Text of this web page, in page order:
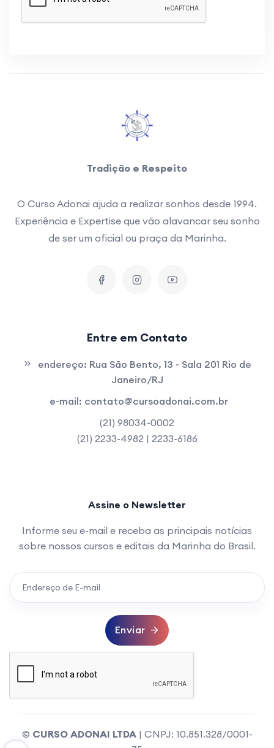
Tradição e Respeito
O Curso Adonai ajuda a realizar sonhos desde 1994.
Experiência e Expertise que vão alavancar seu sonho
de ser um oficial ou praça da Marinha.
Entre em Contato
endereço: Rua São Bento, 13 - Sala 201 Rio de
Janeiro/RJ
e-mail: contato@cursoadonai.com.br
(21) 98034-0002
(21) 2233-4982 | 2233-6186
Assine o Newsletter
Informe seu e-mail e receba as principais notícias
sobre nossos cursos e editais da Marinha do Brasil.
Enviar
© CURSO ADONAI LTDA| CNPJ: 10.851.328/0001-